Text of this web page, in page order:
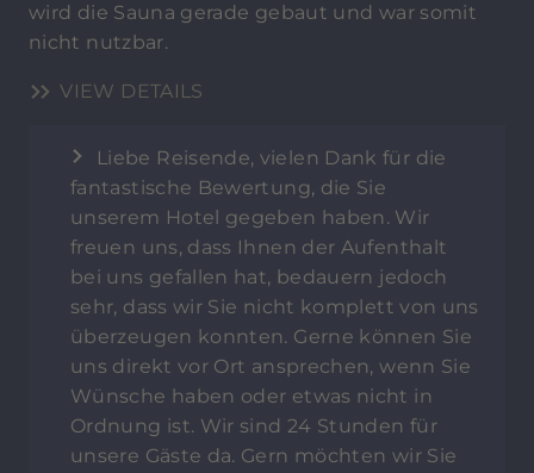
wird die Sauna gerade gebaut und war somit
nicht nutzbar.
VIEW DETAILS
Liebe Reisende, vielen Dank für die
fantastische Bewertung, die Sie
unserem Hotel gegeben haben. Wir
freuen uns, dass Ihnen der Aufenthalt
bei uns gefallen hat, bedauern jedoch
sehr, dass wir Sie nicht komplett von uns
überzeugen konnten. Gerne können Sie
uns direkt vor Ort ansprechen, wenn Sie
Wünsche haben oder etwas nicht in
Ordnung ist. Wir sind 24 Stunden für
unsere Gäste da. Gern möchten wir Sie